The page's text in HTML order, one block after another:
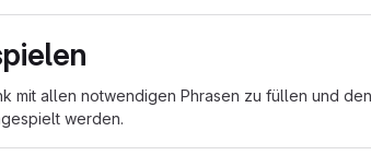
mit allen notwendigen Phrasen zu füllen und
werden.